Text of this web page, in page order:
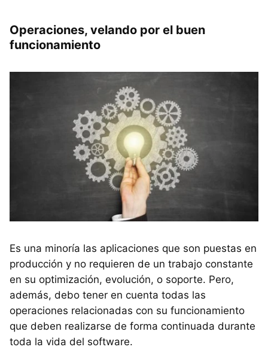
Operaciones, velando por el buen
funcionamiento
Es una minoría las aplicaciones que son puestas en
producción y no requieren de un trabajo constante
en su optimización, evolución, o soporte. Pero,
además, debo tener en cuenta todas las
operaciones relacionadas con su funcionamiento
que deben realizarse de forma continuada durante
toda la vida del software.